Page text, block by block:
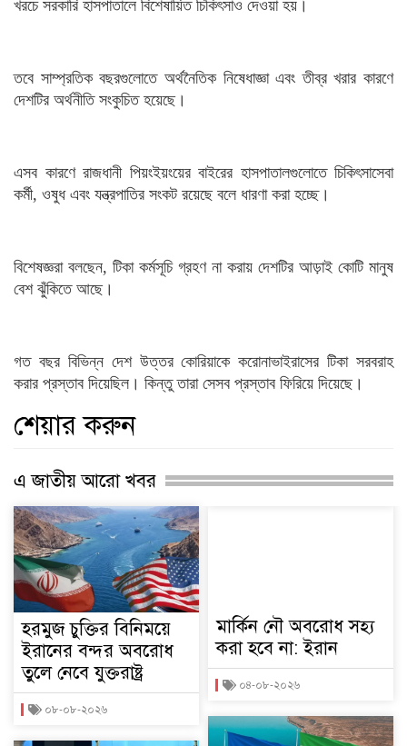
খরচে সরকারি হাসপাতালে বিশেষায়িত চিকিৎসাও দেওয়া হয়।
তবে সাম্প্রতিক বছরগুলোতে অর্থনৈতিক নিষেধাজ্ঞা এবং তীব্র খরার কারণে
দেশটির অর্থনীতি সংকুচিত হয়েছে।
এসব কারণে রাজধানী পিয়ংইয়ংয়ের বাইরের হাসপাতালগুলোতে চিকিৎসাসেবা
কর্মী, ওষুধ এবং যন্ত্রপাতির সংকট রয়েছে বলে ধারণা করা হচ্ছে।
বিশেষজ্ঞরা বলছেন, টিকা কর্মসূচি গ্রহণ না করায় দেশটির আড়াই কোটি মানুষ
বেশ ঝুঁকিতে আছে।
গত বছর বিভিন্ন দেশ উত্তর কোরিয়াকে করোনাভাইরাসের টিকা সরবরাহ
করার প্রস্তাব দিয়েছিল। কিন্তু তারা সেসব প্রস্তাব ফিরিয়ে দিয়েছে।
শেয়ার করুন
এ জাতীয় আরো খবর
হরমুজ চুক্তির বিনিময়ে
ইরানের বন্দর অবরোধ
তুলে নেবে যুক্তরাষ্ট্র
০৮-০৮-২০২৬
মার্কিন নৌ অবরোধ সহ্য
করা হবে না: ইরান
০৪-০৮-২০২৬